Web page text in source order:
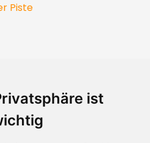
ist
Piste